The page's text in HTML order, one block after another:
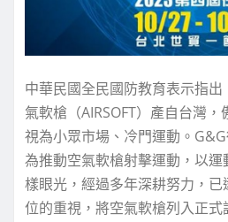
中華民國全民國防教育表示指
氣軟槍（AIRSOFT）產自台灣
視為小眾市場、冷門運動。
為推動空氣軟槍射擊運動，以
樣眼光，經過多年深耕努力，
位的重視，將空氣軟槍列入正式